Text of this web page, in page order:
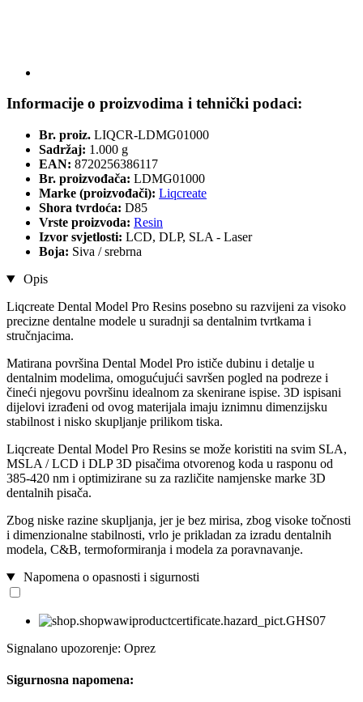
Informacije o proizvodima i tehnički podaci:
Br. proiz. LIQCR-LDMG01000
Sadržaj: 1.000 g
EAN: 8720256386117
Br. proizvođača: LDMG01000
Marke (proizvođači): Liqcreate
Shora tvrdoća: D85
Vrste proizvoda: Resin
Izvor svjetlosti: LCD, DLP, SLA - Laser
Boja: Siva / srebrna
Opis
Liqcreate Dental Model Pro Resins posebno su razvijeni za visoko
precizne dentalne modele u suradnji sa dentalnim tvrtkama i
stručnjacima.
Matirana površina Dental Model Pro ističe dubinu i detalje u
dentalnim modelima, omogućujući savršen pogled na podreze i
čineći njegovu površinu idealnom za skenirane ispise. 3D ispisani
dijelovi izrađeni od ovog materijala imaju iznimnu dimenzijsku
stabilnost i nisko skupljanje prilikom tiska.
Liqcreate Dental Model Pro Resins se može koristiti na svim SLA,
MSLA / LCD i DLP 3D pisačima otvorenog koda u rasponu od
385-420 nm i optimizirane su za različite namjenske marke 3D
dentalnih pisača.
Zbog niske razine skupljanja, jer je bez mirisa, zbog visoke točnosti
i dimenzionalne stabilnosti, vrlo je prikladan za izradu dentalnih
modela, C&B, termoformiranja i modela za poravnavanje.
Napomena o opasnosti i sigurnosti
Signalano upozorenje: Oprez
Sigurnosna napomena: